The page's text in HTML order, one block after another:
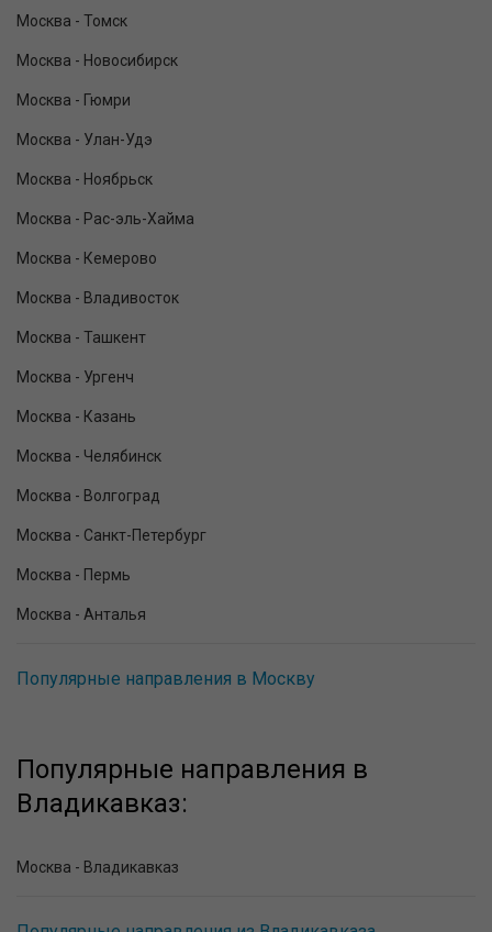
Москва - Томск
Москва - Новосибирск
Москва - Гюмри
Москва - Улан-Удэ
Москва - Ноябрьск
Москва - Рас-эль-Хайма
Москва - Кемерово
Москва - Владивосток
Москва - Ташкент
Москва - Ургенч
Москва - Казань
Москва - Челябинск
Москва - Волгоград
Москва - Санкт-Петербург
Москва - Пермь
Москва - Анталья
Популярные направления в Москву
Популярные направления в
Владикавказ:
Москва - Владикавказ